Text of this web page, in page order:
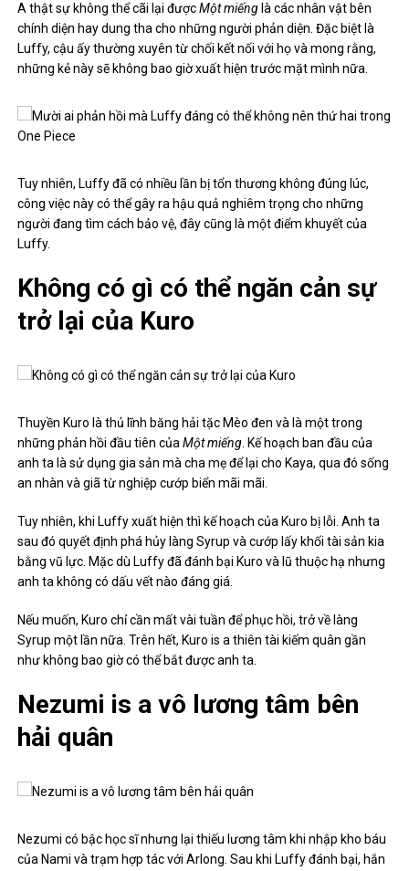
A thật sự không thể cãi lại đượcMột miếng là các nhân vật bên
chính diện hay dung tha cho những người phản diện. Đặc biệt là
Luffy, cậu ấy thường xuyên từ chối kết nối với họ và mong rằng,
những kẻ này sẽ không bao giờ xuất hiện trước mặt mình nữa.
Tuy nhiên, Luffy đã có nhiều lần bị tổn thương không đúng lúc,
công việc này có thể gây ra hậu quả nghiêm trọng cho những
người đang tìm cách bảo vệ, đây cũng là một điểm khuyết của
Luffy.
Không có gì có thể ngăn cản sự
trở lại của Kuro
Thuyền Kuro là thủ lĩnh băng hải tặc Mèo đen và là một trong
những phản hồi đầu tiên củaMột miếng . Kế hoạch ban đầu của
anh ta là sử dụng gia sản mà cha mẹ để lại cho Kaya, qua đó sống
an nhàn và giã từ nghiệp cướp biển mãi mãi.
Tuy nhiên, khi Luffy xuất hiện thì kế hoạch của Kuro bị lỗi. Anh ta
sau đó quyết định phá hủy làng Syrup và cướp lấy khối tài sản kia
bằng vũ lực. Mặc dù Luffy đã đánh bại Kuro và lũ thuộc hạ nhưng
anh ta không có dấu vết nào đáng giá.
Nếu muốn, Kuro chỉ cần mất vài tuần để phục hồi, trở về làng
Syrup một lần nữa. Trên hết, Kuro is a thiên tài kiếm quân gần
như không bao giờ có thể bắt được anh ta.
Nezumi is a vô lương tâm bên
hải quân
Nezumi có bậc học sĩ nhưng lại thiếu lương tâm khi nhập kho báu
của Nami và trạm hợp tác với Arlong. Sau khi Luffy đánh bại, hắn